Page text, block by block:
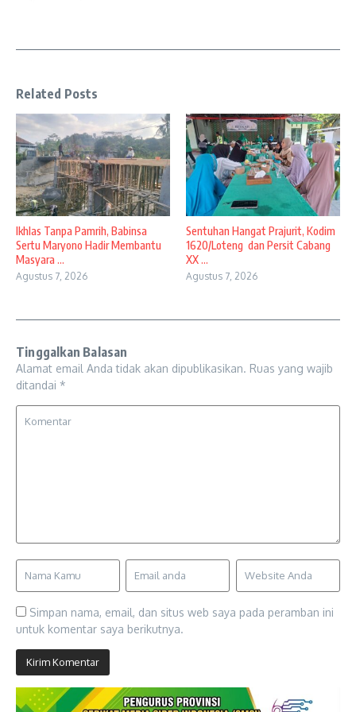
Related Posts
Ikhlas Tanpa Pamrih, Babinsa
Sertu Maryono Hadir Membantu
Masyara ...
Agustus 7, 2026
Sentuhan Hangat Prajurit, Kodim
1620/Loteng dan Persit Cabang
XX ...
Agustus 7, 2026
Tinggalkan Balasan
Alamat email Anda tidak akan dipublikasikan. Ruas yang wajib
ditandai *
Simpan nama, email, dan situs web saya pada peramban ini
untuk komentar saya berikutnya.